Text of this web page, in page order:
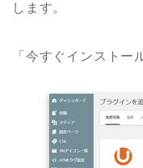
します。
「今すぐインストー